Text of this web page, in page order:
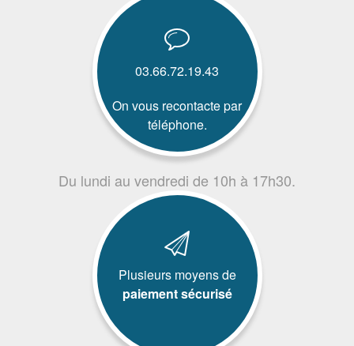
03.66.72.19.43
On vous recontacte par
téléphone.
Du lundi au vendredi de 10h à 17h30.
Plusieurs moyens de
paiement sécurisé